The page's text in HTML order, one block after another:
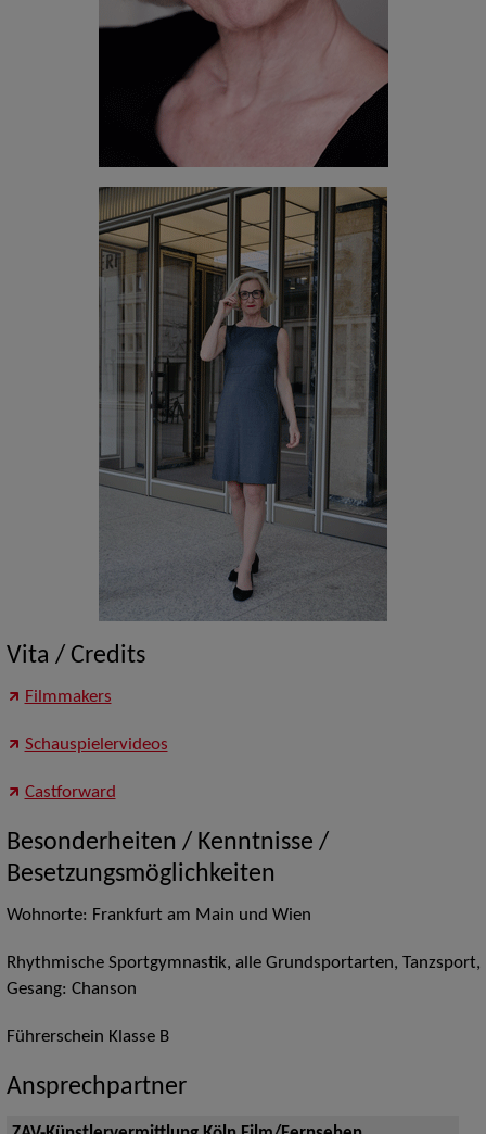
Vita / Credits
Filmmakers
Schauspielervideos
Castforward
Besonderheiten / Kenntnisse /
Besetzungsmöglichkeiten
Wohnorte: Frankfurt am Main und Wien
Rhythmische Sportgymnastik, alle Grundsportarten, Tanzsport,
Gesang: Chanson
Führerschein Klasse B
Ansprechpartner